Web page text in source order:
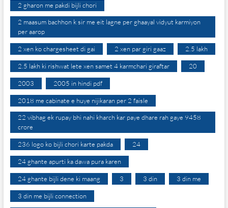
2 gharon me pakdi bijli chori
2 maasum bachhon k sir me eit lagne per ghaayal vidyut karmiyon
per aarop
2 xen ko chargesheet di gai 2 xen par giri gaaz 2.5 lakh
2.5 lakh ki rishwat lete xen samet 4 karmchari giraftar 20
2003 2005 in hindi pdf
2018 me cabinate e huye nijikaran per 2 faisle
22 vibhag ek rupay bhi nahi kharch kar paye dhare rah gaye 9458
crore
236 logo ko bijli chori karte pakda 24
24 ghante apurti ka dawa pura karen
24 ghante bijli dene ki maang 3 3 din 3 din me
3 din me bijli connection